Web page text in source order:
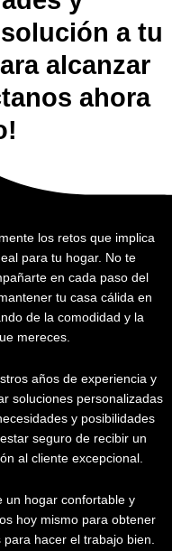
a tu
alcanzar
ahora
los retos que implica
para tu hogar. No te
en cada paso del
tu casa cálida en
de la comodidad y la
mereces.
años de experiencia y
soluciones personalizadas
y posibilidades
seguro de recibir un
al cliente excepcional.
un hogar confortable y
hoy mismo para obtener
hacer el trabajo bien.